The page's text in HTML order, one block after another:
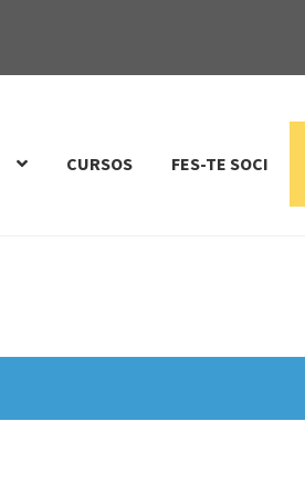
CURSOS FES-TE SOCI